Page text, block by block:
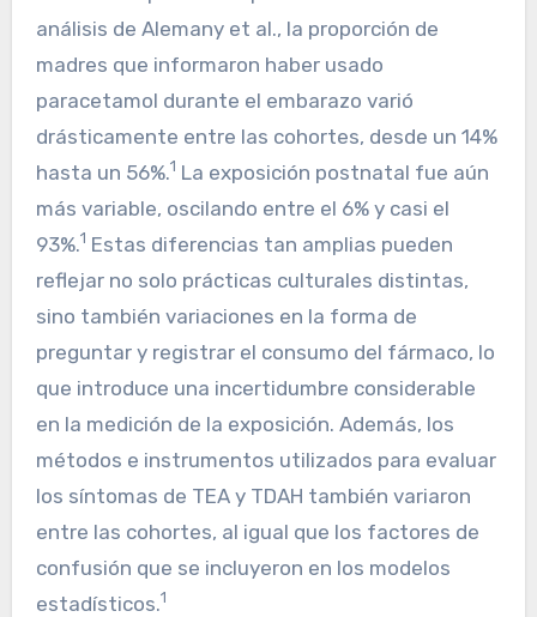
análisis de Alemany et al., la proporción de
madres que informaron haber usado
paracetamol durante el embarazo varió
drásticamente entre las cohortes, desde un 14%
hasta un 56%.1 La exposición postnatal fue aún
más variable, oscilando entre el 6% y casi el
93%.1 Estas diferencias tan amplias pueden
reflejar no solo prácticas culturales distintas,
sino también variaciones en la forma de
preguntar y registrar el consumo del fármaco, lo
que introduce una incertidumbre considerable
en la medición de la exposición. Además, los
métodos e instrumentos utilizados para evaluar
los síntomas de TEA y TDAH también variaron
entre las cohortes, al igual que los factores de
confusión que se incluyeron en los modelos
estadísticos.1